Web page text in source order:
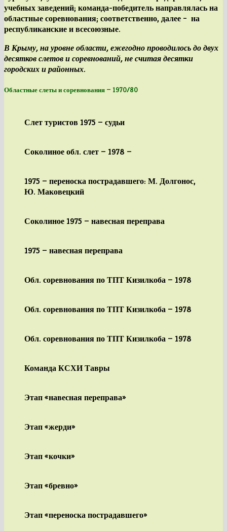
учебных заведений; команда-победитель направлялась на
областные соревнования; соответственно, далее – на
республиканские и всесоюзные.
В Крыму, на уровне области, ежегодно проводилось до двух
десятков слетов и соревнований, не считая десятки
городских и районных.
Областные слеты и соревнования — 1970/80
Слет туристов 1975 — судьи
Соколиное обл. слет — 1978 —
1975 — переноска пострадавшего: М. Долгонос,
Ю. Маковецкий
Соколиное 1975 — навесная переправа
1975 — навесная переправа
Обл. соревнования по ТПТ Кизилкоба — 1978
Обл. соревнования по ТПТ Кизилкоба — 1978
Обл. соревнования по ТПТ Кизилкоба — 1978
Команда КСХИ Тавры
Этап «навесная переправа»
Этап «жерди»
Этап «кочки»
Этап «бревно»
Этап «переноска пострадавшего»